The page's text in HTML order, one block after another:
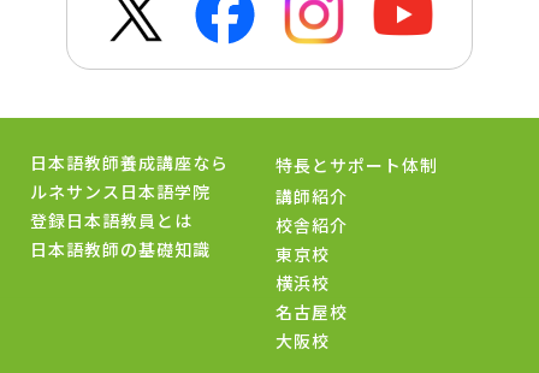
日本語教師養成講座なら
ルネサンス日本語学院
登録日本語教員とは
日本語教師の基礎知識
特長とサポート体制
講師紹介
校舎紹介
東京校
横浜校
名古屋校
大阪校